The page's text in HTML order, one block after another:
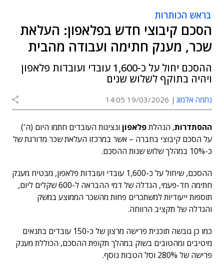
בראש הכותרות
הסכם קיבוצי חדש בפלאפון: העלאת
שכר, מענק חתימה ועבודה מהבית
ההסכם יחול על כ-1,600 עובדי ועובדות פלאפון
ויהיה בתוקף לשלוש שנים
נחמה אלמוג 19/03/2026 14:05
ההסתדרות, הנהלתפלאפון ונציגות העובדים חתמו היום (ה')
על הסכם קיבוצי בחברה – אשר במרכזו העלאת שכר מדורגת של
כ-10% במהלך שלוש שנות ההסכם.
ההסכם, שיחול על כ-1,600 עובדי ועובדות פלאפון, מבטיח מענק
חתימה חד-פעמי, הגדלה של דמי ההבראה ל-600 שקלים ליום,
תוספות ייעודיות למשתכרים פחות מהשכר הממוצע במשק
והגדלה של תקציב הרווחה.
כמו כן גובשה תוכנית פרישה מרצון של כ-150 עובדים בתנאים
מיטיבים ומהטובים בשוק במהלך תקופת ההסכם, הכוללת מענק
פרישה של 280% וסל הטבות נוסף.